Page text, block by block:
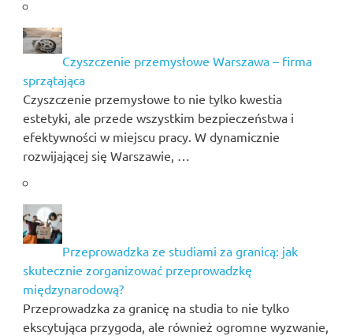
Czyszczenie przemysłowe Warszawa – firma
sprzątająca
Czyszczenie przemysłowe to nie tylko kwestia
estetyki, ale przede wszystkim bezpieczeństwa i
efektywności w miejscu pracy. W dynamicznie
rozwijającej się Warszawie, …
Przeprowadzka ze studiami za granicą: jak
skutecznie zorganizować przeprowadzkę
międzynarodową?
Przeprowadzka za granicę na studia to nie tylko
ekscytująca przygoda, ale również ogromne wyzwanie,